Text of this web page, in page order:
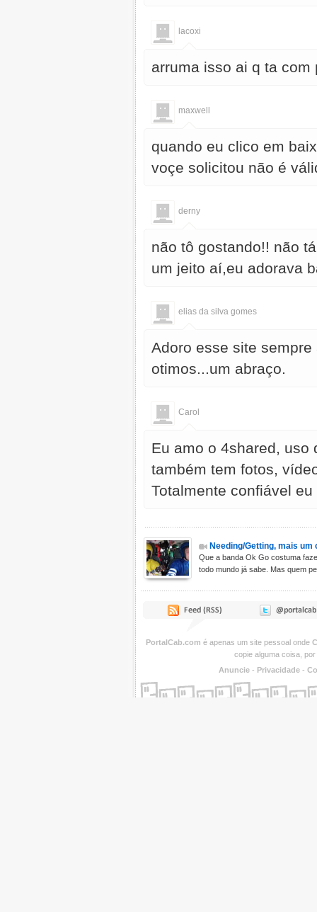
lacoxi
arruma isso ai q ta com
maxwell
quando eu clico em
voçe solicitou não é
derny
não tô gostando!! não
um jeito aí,eu adorava
elias da silva gomes
Adoro esse site
otimos...um abraço.
Carol
Eu amo o 4shared, uso
também tem fotos,
Totalmente confiável
Needing/Getting, mais
Que a banda Ok Go costuma
todo mundo já sabe. Mas quem
PortalCab.com é apenas um site pessoal onde
copie alguma coisa,
Anuncie - Privacidade -